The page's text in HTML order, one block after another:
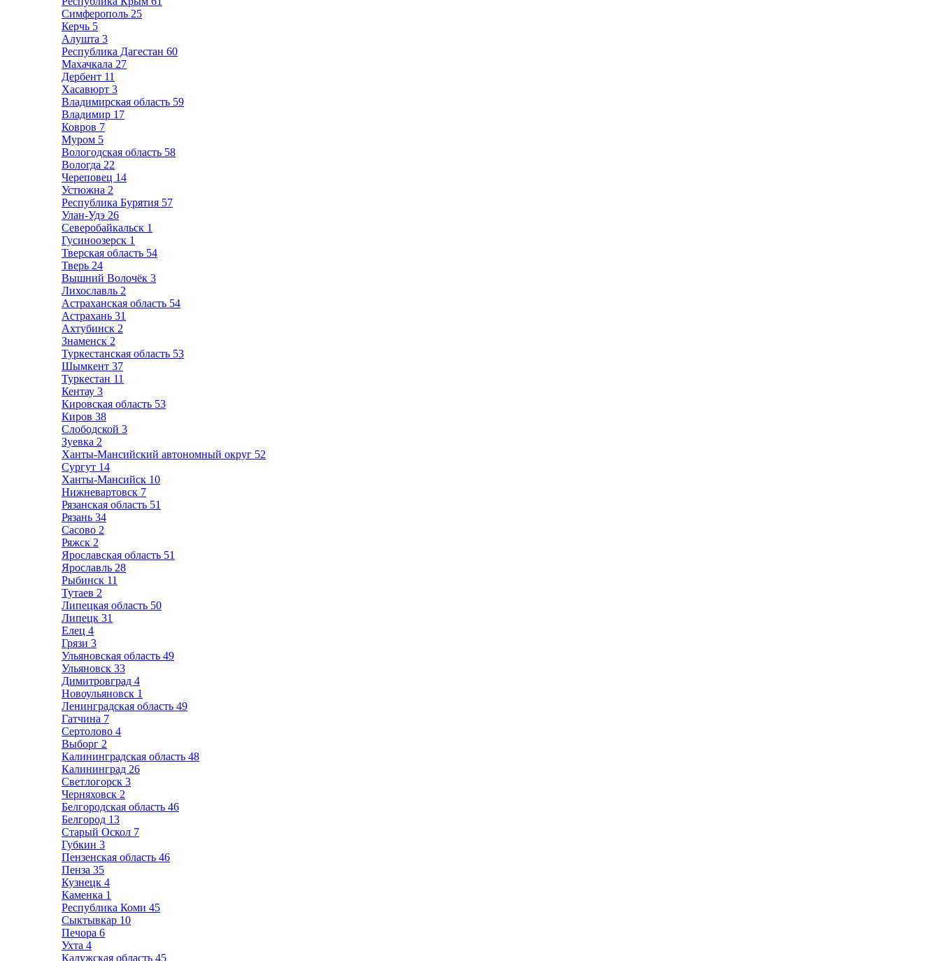
Симферополь 25
Керчь 5
Алушта 3
Республика Дагестан 60
Махачкала 27
Дербент 11
Хасавюрт 3
Владимирская область 59
Владимир 17
Ковров 7
Муром 5
Вологодская область 58
Вологда 22
Череповец 14
Устюжна 2
Республика Бурятия 57
Улан-Удэ 26
Северобайкальск 1
Гусиноозерск 1
Тверская область 54
Тверь 24
Вышний Волочёк 3
Лихославль 2
Астраханская область 54
Астрахань 31
Ахтубинск 2
Знаменск 2
Туркестанская область 53
Шымкент 37
Туркестан 11
Кентау 3
Кировская область 53
Киров 38
Слободской 3
Зуевка 2
Ханты-Мансийский автономный округ 52
Сургут 14
Ханты-Мансийск 10
Нижневартовск 7
Рязанская область 51
Рязань 34
Сасово 2
Ряжск 2
Ярославская область 51
Ярославль 28
Рыбинск 11
Тутаев 2
Липецкая область 50
Липецк 31
Елец 4
Грязи 3
Ульяновская область 49
Ульяновск 33
Димитровград 4
Новоульяновск 1
Ленинградская область 49
Гатчина 7
Сертолово 4
Выборг 2
Калининградская область 48
Калининград 26
Светлогорск 3
Черняховск 2
Белгородская область 46
Белгород 13
Старый Оскол 7
Губкин 3
Пензенская область 46
Пенза 35
Кузнецк 4
Каменка 1
Республика Коми 45
Сыктывкар 10
Печора 6
Ухта 4
Калужская область 45